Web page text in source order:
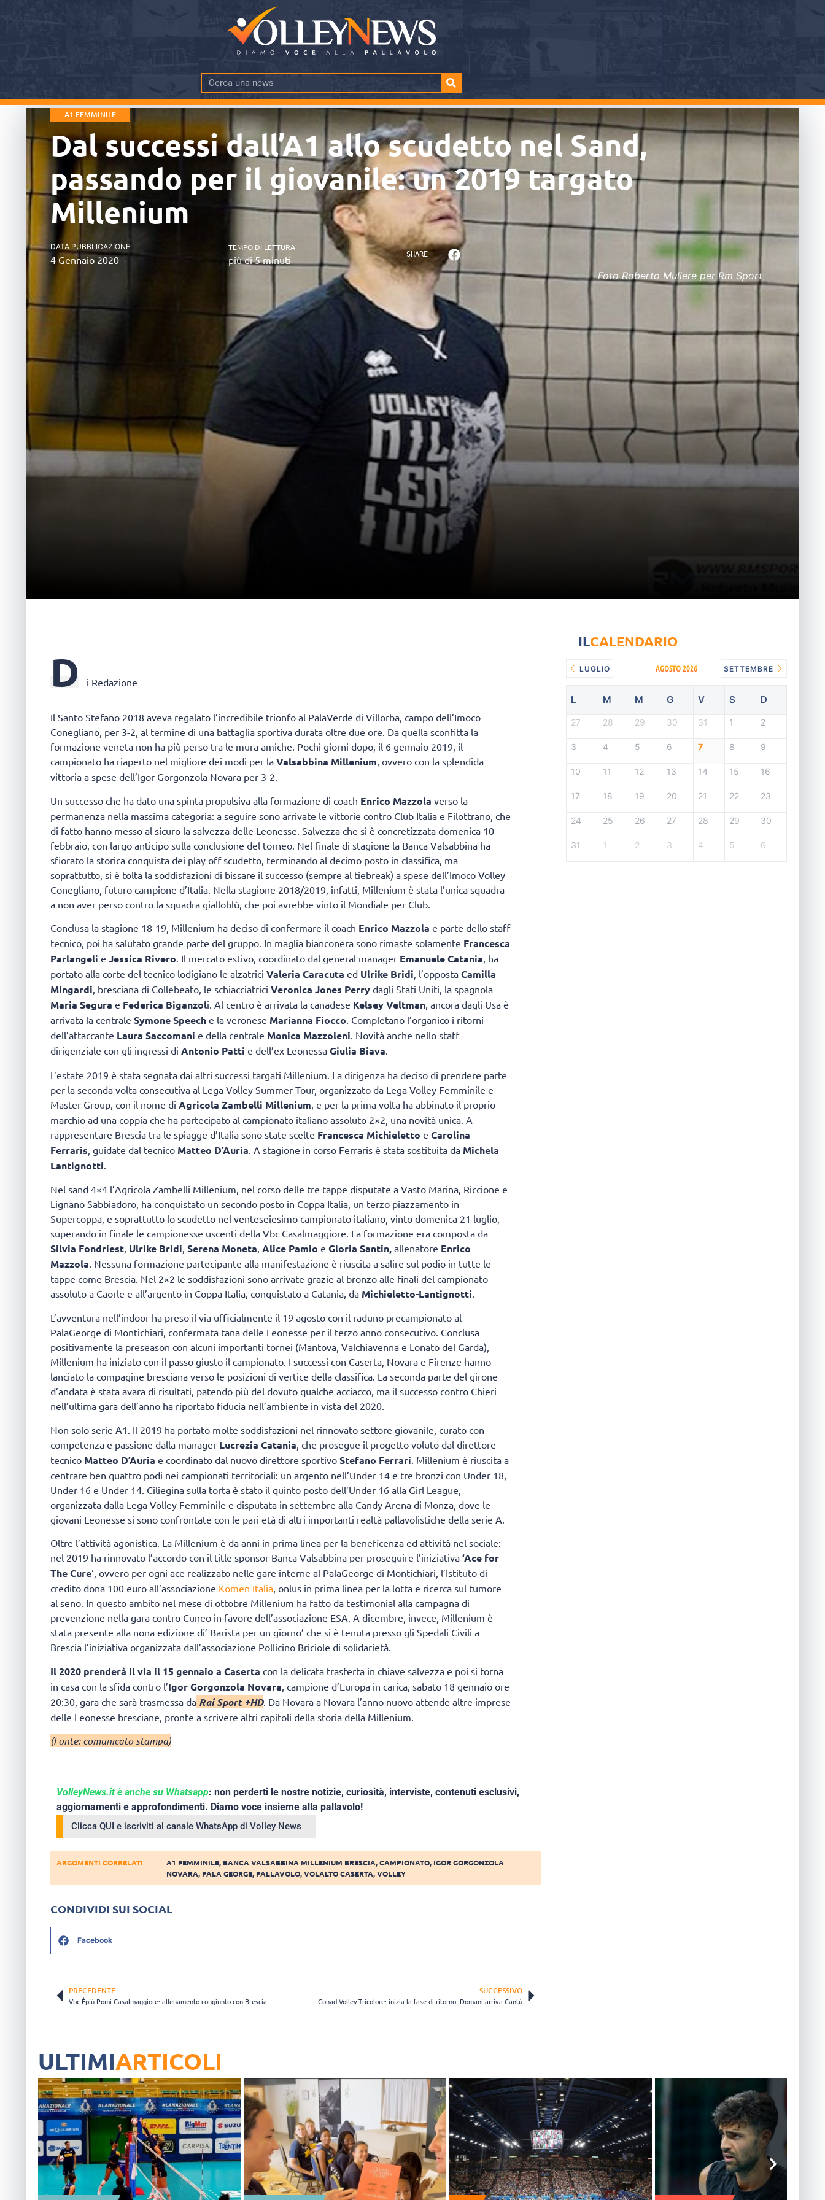
A1 FEMMINILE
Dal successi dall’A1 allo scudetto nel Sand,
passando per il giovanile: un 2019 targato
Millenium
DATA PUBBLICAZIONE
4 Gennaio 2020
TEMPO DI LETTURA
più di 5 minuti SHARE
Foto Roberto Muliere per Rm Sport
D i Redazione
Il Santo Stefano 2018 aveva regalato l’incredibile trionfo al PalaVerde di Villorba, campo dell’Imoco
Conegliano, per 3-2, al termine di una battaglia sportiva durata oltre due ore. Da quella sconfitta la
formazione veneta non ha più perso tra le mura amiche. Pochi giorni dopo, il 6 gennaio 2019, il
campionato ha riaperto nel migliore dei modi per la Valsabbina Millenium, ovvero con la splendida
vittoria a spese dell’Igor Gorgonzola Novara per 3-2.
Un successo che ha dato una spinta propulsiva alla formazione di coach Enrico Mazzola verso la
permanenza nella massima categoria: a seguire sono arrivate le vittorie contro Club Italia e Filottrano, che
di fatto hanno messo al sicuro la salvezza delle Leonesse. Salvezza che si è concretizzata domenica 10
febbraio, con largo anticipo sulla conclusione del torneo. Nel finale di stagione la Banca Valsabbina ha
sfiorato la storica conquista dei play off scudetto, terminando al decimo posto in classifica, ma
soprattutto, si è tolta la soddisfazioni di bissare il successo (sempre al tiebreak) a spese dell’Imoco Volley
Conegliano, futuro campione d’Italia. Nella stagione 2018/2019, infatti, Millenium è stata l’unica squadra
a non aver perso contro la squadra gialloblù, che poi avrebbe vinto il Mondiale per Club.
Conclusa la stagione 18-19, Millenium ha deciso di confermare il coach Enrico Mazzola e parte dello staff
tecnico, poi ha salutato grande parte del gruppo. In maglia bianconera sono rimaste solamente Francesca
Parlangeli e Jessica Rivero. Il mercato estivo, coordinato dal general manager Emanuele Catania, ha
portato alla corte del tecnico lodigiano le alzatrici Valeria Caracuta ed Ulrike Bridi, l’opposta Camilla
Mingardi, bresciana di Collebeato, le schiacciatrici Veronica Jones Perry dagli Stati Uniti, la spagnola
Maria Segura e Federica Biganzoli. Al centro è arrivata la canadese Kelsey Veltman, ancora dagli Usa è
arrivata la centrale Symone Speech e la veronese Marianna Fiocco. Completano l’organico i ritorni
dell’attaccante Laura Saccomani e della centrale Monica Mazzoleni. Novità anche nello staff
dirigenziale con gli ingressi di Antonio Patti e dell’ex Leonessa Giulia Biava.
L’estate 2019 è stata segnata dai altri successi targati Millenium. La dirigenza ha deciso di prendere parte
per la seconda volta consecutiva al Lega Volley Summer Tour, organizzato da Lega Volley Femminile e
Master Group, con il nome di Agricola Zambelli Millenium , e per la prima volta ha abbinato il proprio
marchio ad una coppia che ha partecipato al campionato italiano assoluto 2×2, una novità unica. A
rappresentare Brescia tra le spiagge d’Italia sono state scelte Francesca Michieletto e Carolina
Ferraris , guidate dal tecnico Matteo D’Auria . A stagione in corso Ferraris è stata sostituita da Michela
Lantignotti
Nel sand 4×4 l’Agricola Zambelli Millenium, nel corso delle tre tappe disputate a Vasto Marina, Riccione e
Lignano Sabbiadoro, ha conquistato un secondo posto in Coppa Italia, un terzo piazzamento in
Supercoppa, e soprattutto lo scudetto nel venteseiesimo campionato italiano, vinto domenica 21 luglio,
superando in finale le campionesse uscenti della Vbc Casalmaggiore. La formazione era composta da
Silvia Fondriest Ulrike Bridi Serena Moneta Alice Pamio e Gloria Santin, allenatore Enrico
Mazzola . Nessuna formazione partecipante alla manifestazione è riuscita a salire sul podio in tutte le
tappe come Brescia. Nel 2×2 le soddisfazioni sono arrivate grazie al bronzo alle finali del campionato
assoluto a Caorle e all’argento in Coppa Italia, conquistato a Catania, da Michieletto-Lantignotti
L’avventura nell’indoor ha preso il via ufficialmente il 19 agosto con il raduno precampionato al
PalaGeorge di Montichiari, confermata tana delle Leonesse per il terzo anno consecutivo. Conclusa
positivamente la preseason con alcuni importanti tornei (Mantova, Valchiavenna e Lonato del Garda),
Millenium ha iniziato con il passo giusto il campionato. I successi con Caserta, Novara e Firenze hanno
lanciato la compagine bresciana verso le posizioni di vertice della classifica. La seconda parte del girone
d’andata è stata avara di risultati, patendo più del dovuto qualche acciacco, ma il successo contro Chieri
nell’ultima gara dell’anno ha riportato fiducia nell’ambiente in vista del 2020.
Non solo serie A1. Il 2019 ha portato molte soddisfazioni nel rinnovato settore giovanile, curato con
competenza e passione dalla manager Lucrezia Catania , che prosegue il progetto voluto dal direttore
tecnico Matteo D’Auria e coordinato dal nuovo direttore sportivo Stefano Ferrari . Millenium è riuscita a
centrare ben quattro podi nei campionati territoriali: un argento nell’Under 14 e tre bronzi con Under 18,
Under 16 e Under 14. Ciliegina sulla torta è stato il quinto posto dell’Under 16 alla Girl League,
organizzata dalla Lega Volley Femminile e disputata in settembre alla Candy Arena di Monza, dove le
giovani Leonesse si sono confrontate con le pari età di altri importanti realtà pallavolistiche della serie A.
Oltre l’attività agonistica. La Millenium è da anni in prima linea per la beneficenza ed attività nel sociale:
nel 2019 ha rinnovato l’accordo con il title sponsor Banca Valsabbina per proseguire l’iniziativa ‘Ace for
The Cure‘, ovvero per ogni ace realizzato nelle gare interne al PalaGeorge di Montichiari, l’Istituto di
credito dona 100 euro all’associazione Komen Italia, onlus in prima linea per la lotta e ricerca sul tumore
al seno. In questo ambito nel mese di ottobre Millenium ha fatto da testimonial alla campagna di
prevenzione nella gara contro Cuneo in favore dell’associazione ESA. A dicembre, invece, Millenium è
stata presente alla nona edizione di’ Barista per un giorno’ che si è tenuta presso gli Spedali Civili a
Brescia l’iniziativa organizzata dall’associazione Pollicino Briciole di solidarietà.
Il 2020 prenderà il via il 15 gennaio a Caserta con la delicata trasferta in chiave salvezza e poi si torna
in casa con la sfida contro l’Igor Gorgonzola Novara , campione d’Europa in carica, sabato 18 gennaio ore
20:30, gara che sarà trasmessa da Rai Sport +HD. Da Novara a Novara l’anno nuovo attende altre imprese
delle Leonesse bresciane, pronte a scrivere altri capitoli della storia della Millenium.
(Fonte: comunicato stampa)
VolleyNews.it è anche su Whatsapp: non perderti le nostre notizie, curiosità, interviste, contenuti esclusivi,
aggiornamenti e approfondimenti. Diamo voce insieme alla pallavolo!
Clicca QUI e iscriviti al canale WhatsApp di Volley News
ARGOMENTI CORRELATI A1 FEMMINILE, BANCA VALSABBINA MILLENIUM BRESCIA,CAMPIONATO, IGOR GORGONZOLA
NOVARA, PALA GEORGE, PALLAVOLO,VOLALTO CASERTA,VOLLEY
CONDIVIDI SUI SOCIAL
Facebook
PRECEDENTE
Vbc Èpiù Pomì Casalmaggiore: allenamento congiunto con Brescia
SUCCESSIVO
Conad Volley Tricolore: inizia la fase di ritorno. Domani arriva Cantù
ILCALENDARIO
LUGLIO AGOSTO 2026 SETTEMBRE
L M M G V S D
27 28 29 30 31 1 2
3 4 5 6 7 8 9
10 11 12 13 14 15 16
17 18 19 20 21 22 23
24 25 26 27 28 29 30
31 1 2 3 4 5 6
ULTIMIARTICOLI